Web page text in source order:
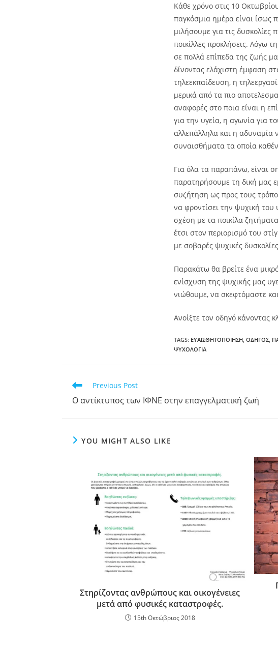
Κάθε χρόνο στις 10
παγκόσμια ημέρα είναι ίσως
μιλήσουμε για τις δυσκολίες
ποικίλλες προκλήσεις. Λόγω
σε πολλά επίπεδα της ζωής
δίνοντας ελάχιστη έμφαση
τηλεεκπαίδευση, η
μερικά από τα πιο
αναφορές στο ποια είναι η
για την υγεία, η αγωνία για
αλλεπάλληλα και η αδυναμία
συναισθήματα τα οποία
Για όλα τα παραπάνω, είναι
παρατηρήσουμε τη δική μας
συζήτηση ως προς τους
να φροντίσει την ψυχική του
σχέση με τα ποικίλα
έτσι στον περιορισμό του
με σοβαρές ψυχικές
Παρακάτω θα βρείτε ένα
ενίσχυση της ψυχικής μας
νιώθουμε, να σκεφτόμαστε
Ανοίξτε τον οδηγό κάνοντας
TAGS: ΕΥΑΙΣΘΗΤΟΠΟΙΗΣΗ, ΟΔΗΓΟΣ,
ΨΥΧΟΛΟΓΙΑ
Previous Post
Ο αντίκτυπος των ΙΦΝΕ στην επαγγελματική ζωή
YOU MIGHT ALSO LIKE
Στηρίζοντας ανθρώπους και οικογένειες
μετά από φυσικές καταστροφές.
15th Οκτώβριος 2018